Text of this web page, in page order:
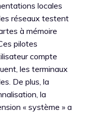
locales
réseaux testent
à mémoire
pilotes
compte
les terminaux
De plus, la
la
« système » a